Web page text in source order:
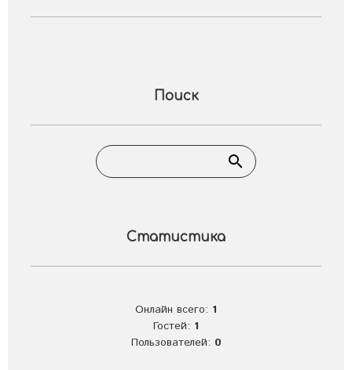
Поиск
Статистика
Онлайн всего: 1
Гостей: 1
Пользователей: 0